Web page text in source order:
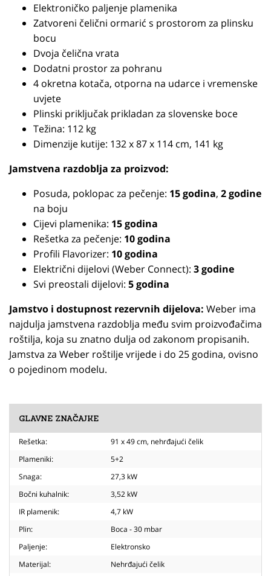
Elektroničko paljenje plamenika
Zatvoreni čelični ormarić s prostorom za plinsku
bocu
Dvoja čelična vrata
Dodatni prostor za pohranu
4 okretna kotača, otporna na udarce i vremenske
uvjete
Plinski priključak prikladan za slovenske boce
Težina: 112 kg
Dimenzije kutije: 132 x 87 x 114 cm, 141 kg
Jamstvena razdoblja za proizvod:
Posuda, poklopac za pečenje: 15 godina, 2 godine
na boju
Cijevi plamenika: 15 godina
Rešetka za pečenje: 10 godina
Profili Flavorizer: 10 godina
Električni dijelovi (Weber Connect): 3 godine
Svi preostali dijelovi: 5 godina
Jamstvo i dostupnost rezervnih dijelova: Weber ima
najdulja jamstvena razdoblja među svim proizvođačima
roštilja, koja su znatno dulja od zakonom propisanih.
Jamstva za Weber roštilje vrijede i do 25 godina, ovisno
o pojedinom modelu.
GLAVNE ZNAČAJKE
Rešetka:
91 x 49 cm, nehrđajući čelik
Plameniki:
5+2
Snaga:
27,3 kW
Bočni kuhalnik:
3,52 kW
IR plamenik:
4,7 kW
Plin:
Boca - 30 mbar
Paljenje:
Elektronsko
Materijal:
Nehrđajući čelik